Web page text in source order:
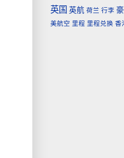
英国 英航 荷兰 行李
美航空 里程 里程兑换 香